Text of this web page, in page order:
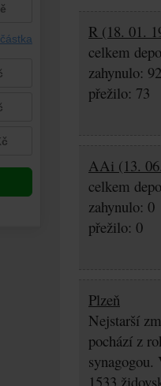
R (18. 01.
celkem
zahynulo:
přežilo: 73
AAi (13.
celkem
zahynulo: 0
přežilo: 0
Plzeň
Nejstarší
pochází z
1533